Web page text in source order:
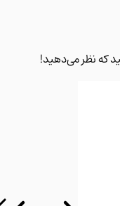
می‌دهید!